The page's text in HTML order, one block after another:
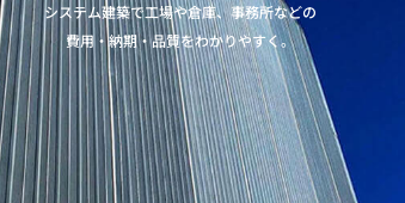
システム建築で工場や倉庫、事務所などの
費用・納期・品質をわかりやすく。